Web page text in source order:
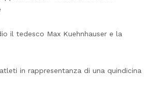
il tedesco Max Kuehnhauser e la
in rappresentanza di una quindicina